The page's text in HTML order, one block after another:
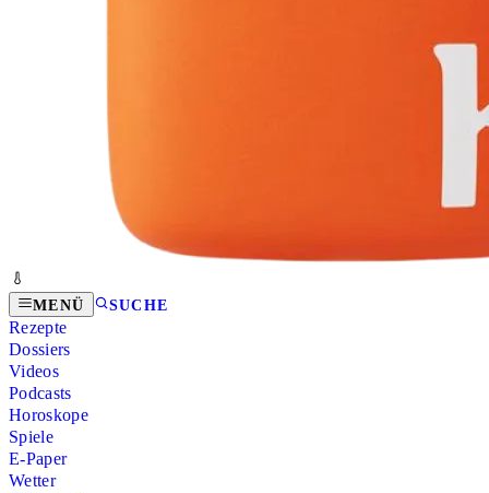
MENÜ SUCHE
Rezepte
Dossiers
Videos
Podcasts
Horoskope
Spiele
E-Paper
Wetter